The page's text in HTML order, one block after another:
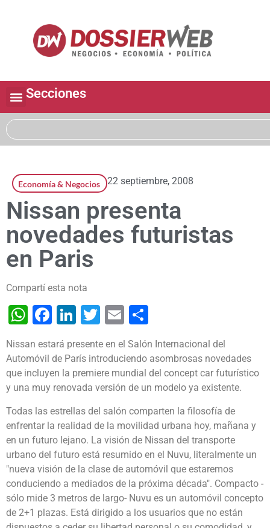
Secciones
Economía & Negocios 22 septiembre, 2008
Nissan presenta
novedades futuristas
en Paris
Compartí esta nota
WhatsApp
Facebook
LinkedIn
Twitter
Email
Nissan estará presente en el Salón Internacional del
Automóvil de París introduciendo asombrosas novedades
que incluyen la premiere mundial del concept car futurístico
y una muy renovada versión de un modelo ya existente.
Todas las estrellas del salón comparten la filosofía de
enfrentar la realidad de la movilidad urbana hoy, mañana y
en un futuro lejano. La visión de Nissan del transporte
urbano del futuro está resumido en el Nuvu, literalmente un
"nueva visión de la clase de automóvil que estaremos
conduciendo a mediados de la próxima década". Compacto -
sólo mide 3 metros de largo- Nuvu es un automóvil concepto
de 2+1 plazas. Está dirigido a los usuarios que no están